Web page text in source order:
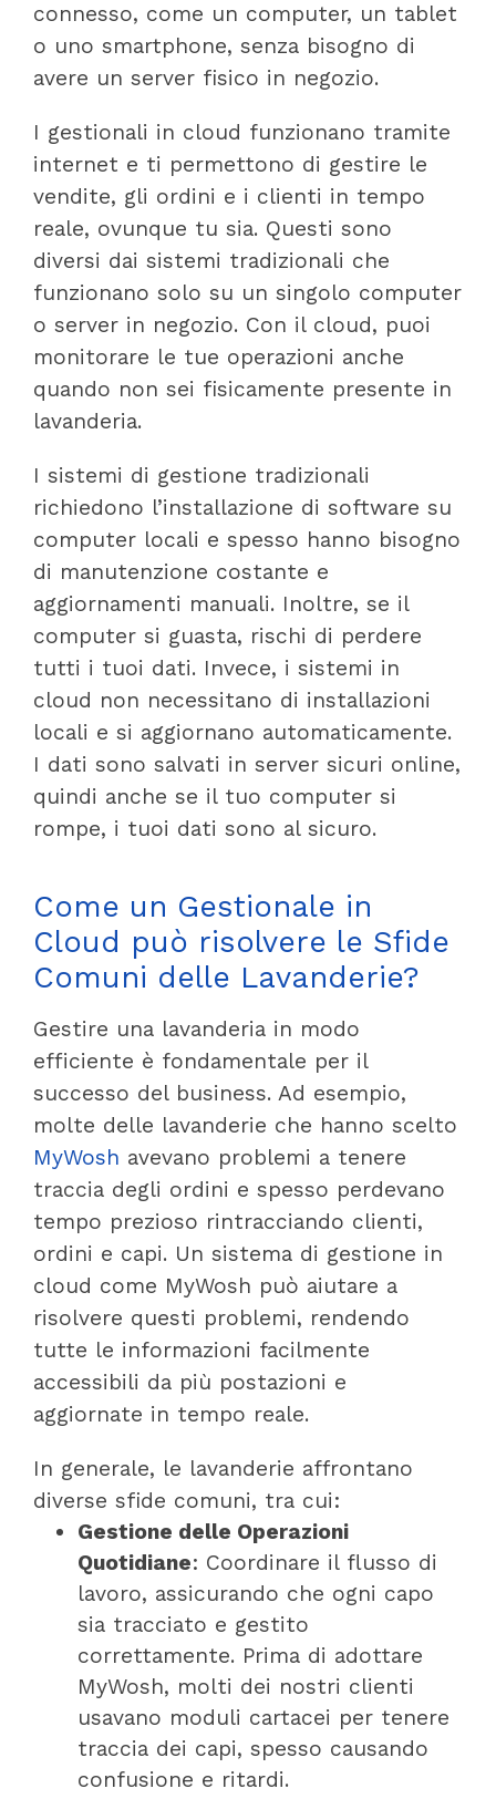
connesso, come un computer, un tablet
o uno smartphone, senza bisogno di
avere un server fisico in negozio.
I gestionali in cloud funzionano tramite
internet e ti permettono di gestire le
vendite, gli ordini e i clienti in tempo
reale, ovunque tu sia. Questi sono
diversi dai sistemi tradizionali che
funzionano solo su un singolo computer
o server in negozio. Con il cloud, puoi
monitorare le tue operazioni anche
quando non sei fisicamente presente in
lavanderia.
I sistemi di gestione tradizionali
richiedono l’installazione di software su
computer locali e spesso hanno bisogno
di manutenzione costante e
aggiornamenti manuali. Inoltre, se il
computer si guasta, rischi di perdere
tutti i tuoi dati. Invece, i sistemi in
cloud non necessitano di installazioni
locali e si aggiornano automaticamente.
I dati sono salvati in server sicuri online,
quindi anche se il tuo computer si
rompe, i tuoi dati sono al sicuro.
Come un Gestionale in
Cloud può risolvere le Sfide
Comuni delle Lavanderie?
Gestire una lavanderia in modo
efficiente è fondamentale per il
successo del business. Ad esempio,
molte delle lavanderie che hanno scelto
MyWosh avevano problemi a tenere
traccia degli ordini e spesso perdevano
tempo prezioso rintracciando clienti,
ordini e capi. Un sistema di gestione in
cloud come MyWosh può aiutare a
risolvere questi problemi, rendendo
tutte le informazioni facilmente
accessibili da più postazioni e
aggiornate in tempo reale.
In generale, le lavanderie affrontano
diverse sfide comuni, tra cui:
Gestione delle Operazioni
Quotidiane: Coordinare il flusso di
lavoro, assicurando che ogni capo
sia tracciato e gestito
correttamente. Prima di adottare
MyWosh, molti dei nostri clienti
usavano moduli cartacei per tenere
traccia dei capi, spesso causando
confusione e ritardi.